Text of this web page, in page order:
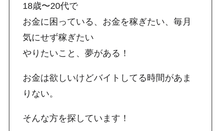
18歳〜20代で
お金に困っている、お金を稼ぎたい、毎月
気にせず稼ぎたい
やりたいこと、夢がある！
お金は欲しいけどバイトしてる時間があま
りない。
そんな方を探しています！